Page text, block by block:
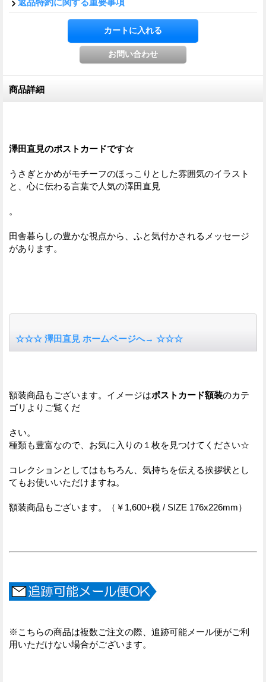
商品詳細
澤田直見のポストカードです☆
うさぎとかめがモチーフのほっこりとした雰囲気のイラスト
と、心に伝わる言葉で人気の澤田直見
。
田舎暮らしの豊かな視点から、ふと気付かされるメッセージ
があります。
☆☆☆ 澤田直見 ホームページへ→ ☆☆☆
額装商品もございます。イメージはポストカード額装のカテ
ゴリよりご覧くだ
さい。
種類も豊富なので、お気に入りの１枚を見つけてください☆
コレクションとしてはもちろん、気持ちを伝える挨拶状とし
てもお使いいただけますね。
額装商品もございます。（￥1,600+税 / SIZE 176x226mm）
※こちらの商品は複数ご注文の際、追跡可能メール便がご利
用いただけない場合がございます。